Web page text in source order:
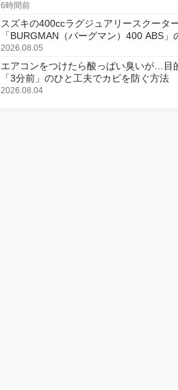
6時間前
スズキの400ccラグジュアリースクータ
「BURGMAN（バーグマン）400 ABS」
更し、8月18日に発売
2026.08.05
エアコンをつけたら酸っぱい臭いが…目
「3分前」のひと工夫でカビを防ぐ方法
2026.08.04